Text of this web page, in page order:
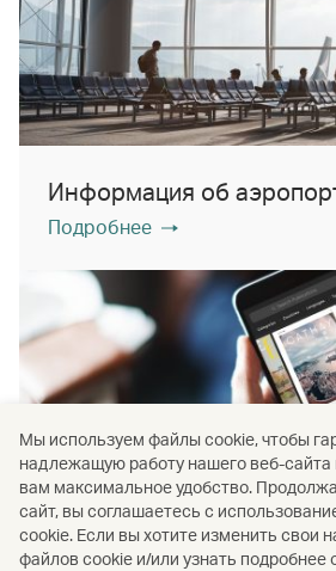
Информация об
Подробнее
Мы используем файлы cookie, чтобы
надлежащую работу нашего веб-сайта
вам максимальное удобство.
сайт, вы соглашаетесь с
cookie. Если вы хотите изменить свои
файлов cookie и/или узнать подробнее